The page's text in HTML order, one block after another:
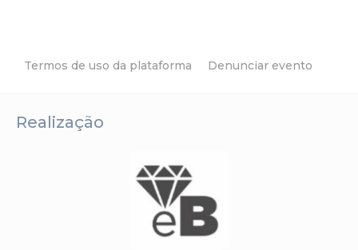
Termos de uso da plataforma Denunciar evento
Realização